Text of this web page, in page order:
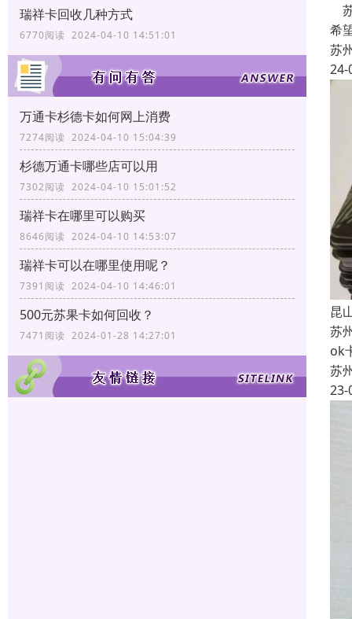
瑞祥卡回收几种方式
6770阅读 2024-04-10 14:51:01
万通卡杉德卡如何网上消费
7274阅读 2024-04-10 15:04:39
杉德万通卡哪些店可以用
7302阅读 2024-04-10 15:01:52
瑞祥卡在哪里可以购买
8646阅读 2024-04-10 14:53:07
瑞祥卡可以在哪里使用呢？
7391阅读 2024-04-10 14:46:01
500元苏果卡如何回收？
7471阅读 2024-01-28 14:27:01
希
苏
24-
昆
苏
ok
苏
23-